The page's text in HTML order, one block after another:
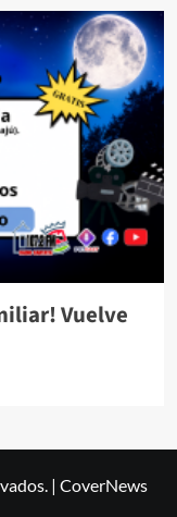
Vuelve
| CoverNews